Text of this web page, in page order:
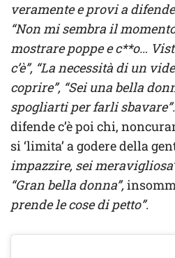
veramente e provi a
“Non mi sembra il
mostrare poppe e c**o…
c’è”, “La necessità di un
coprire”, “Sei una bella
spogliarti per farli sbavare”.
difende c’è poi chi,
si ‘limita’ a godere della
impazzire, sei
“Gran bella donna”,
prende le cose di petto”.